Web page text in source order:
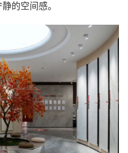
的空间感。